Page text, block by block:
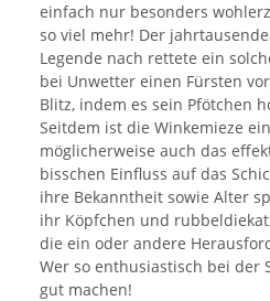
einfach nur besonders
so viel mehr! Der
Legende nach rettete ein
bei Unwetter einen Fürsten
Blitz, indem es sein Pfötchen
Seitdem ist die Winkemieze
möglicherweise auch das
bisschen Einfluss auf das
ihre Bekanntheit sowie Alter
ihr Köpfchen und
die ein oder andere
Wer so enthusiastisch bei der
gut machen!